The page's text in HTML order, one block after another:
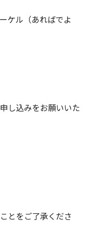
ケル（あればでよ
し込みをお願いいた
とをご了承くださ